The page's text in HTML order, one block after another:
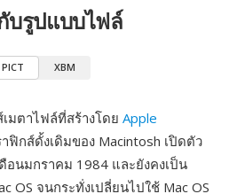
บรูปแบบไฟล์
PICT XBM
มตาไฟล์ที่สร้างโดย Apple
ฟิกส์ดั้งเดิมของ Macintosh เปิดตัว
อนมกราคม 1984 และยังคงเป็น
OS จนกระทั่งเปลี่ยนไปใช้ Mac OS